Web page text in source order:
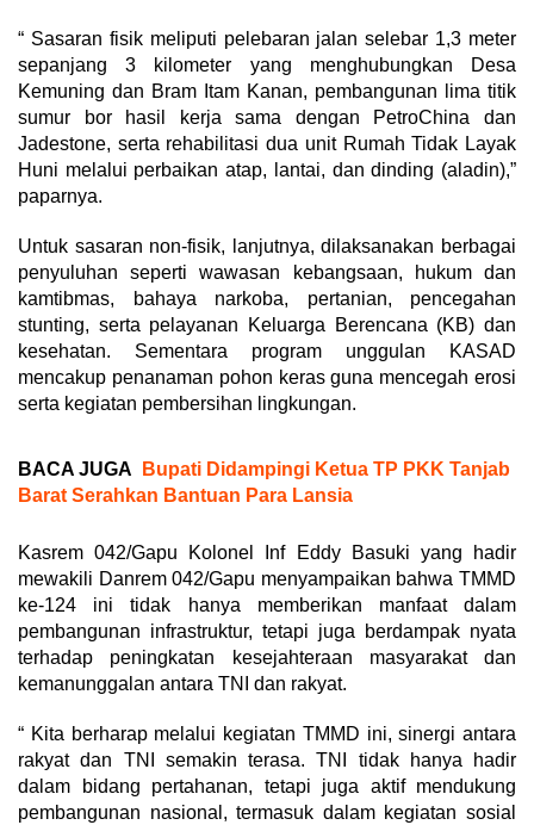
“ Sasaran fisik meliputi pelebaran jalan selebar 1,3 meter
sepanjang 3 kilometer yang menghubungkan Desa
Kemuning dan Bram Itam Kanan, pembangunan lima titik
sumur bor hasil kerja sama dengan PetroChina dan
Jadestone, serta rehabilitasi dua unit Rumah Tidak Layak
Huni melalui perbaikan atap, lantai, dan dinding (aladin),”
paparnya.
Untuk sasaran non-fisik, lanjutnya, dilaksanakan berbagai
penyuluhan seperti wawasan kebangsaan, hukum dan
kamtibmas, bahaya narkoba, pertanian, pencegahan
stunting, serta pelayanan Keluarga Berencana (KB) dan
kesehatan. Sementara program unggulan KASAD
mencakup penanaman pohon keras guna mencegah erosi
serta kegiatan pembersihan lingkungan.
BACA JUGA
Bupati Didampingi Ketua TP PKK Tanjab
Barat Serahkan Bantuan Para Lansia
Kasrem 042/Gapu Kolonel Inf Eddy Basuki yang hadir
mewakili Danrem 042/Gapu menyampaikan bahwa TMMD
ke-124 ini tidak hanya memberikan manfaat dalam
pembangunan infrastruktur, tetapi juga berdampak nyata
terhadap peningkatan kesejahteraan masyarakat dan
kemanunggalan antara TNI dan rakyat.
“ Kita berharap melalui kegiatan TMMD ini, sinergi antara
rakyat dan TNI semakin terasa. TNI tidak hanya hadir
dalam bidang pertahanan, tetapi juga aktif mendukung
pembangunan nasional, termasuk dalam kegiatan sosial